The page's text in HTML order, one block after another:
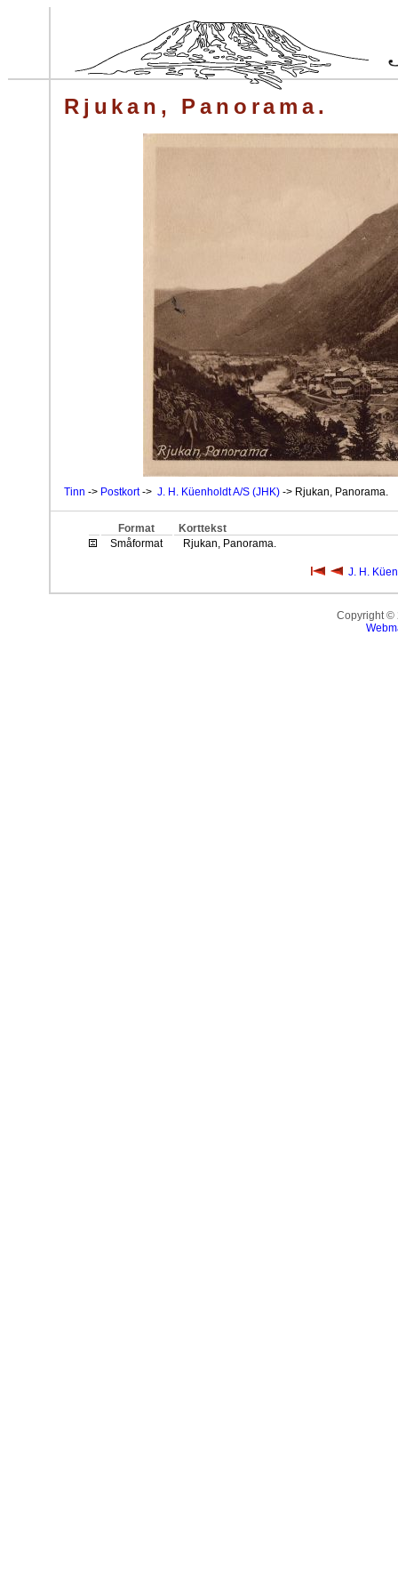
Rjukan, Panorama.
Tinn -> Postkort-> J. H. Küenholdt A/S (JHK) -> Rjukan, Panorama.
Format
Korttekst
Småformat
Rjukan, Panorama.
J. H.
Copyright ©